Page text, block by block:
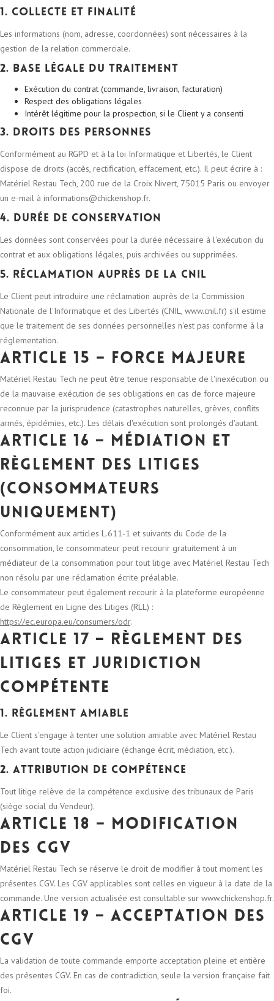
1. Collecte et finalité
Les informations (nom, adresse, coordonnées) sont nécessaires à la
gestion de la relation commerciale.
2. Base légale du traitement
Exécution du contrat (commande, livraison, facturation)
Respect des obligations légales
Intérêt légitime pour la prospection, si le Client y a consenti
3. Droits des personnes
Conformément au RGPD et à la loi Informatique et Libertés, le Client
dispose de droits (accès, rectification, effacement, etc.). Il peut écrire à :
Matériel Restau Tech, 200 rue de la Croix Nivert, 75015 Paris ou envoyer
un e-mail à informations@chickenshop.fr.
4. Durée de conservation
Les données sont conservées pour la durée nécessaire à l'exécution du
contrat et aux obligations légales, puis archivées ou supprimées.
5. Réclamation auprès de la CNIL
Le Client peut introduire une réclamation auprès de la Commission
Nationale de l'Informatique et des Libertés (CNIL, www.cnil.fr) s'il estime
que le traitement de ses données personnelles n'est pas conforme à la
réglementation.
Article 15 – Force majeure
Matériel Restau Tech ne peut être tenue responsable de l'inexécution ou
de la mauvaise exécution de ses obligations en cas de force majeure
reconnue par la jurisprudence (catastrophes naturelles, grèves, conflits
armés, épidémies, etc.). Les délais d'exécution sont prolongés d'autant.
Article 16 – Médiation et
règlement des litiges
(consommateurs
uniquement)
Conformément aux articles L.611-1 et suivants du Code de la
consommation, le consommateur peut recourir gratuitement à un
médiateur de la consommation pour tout litige avec Matériel Restau Tech
non résolu par une réclamation écrite préalable.
Le consommateur peut également recourir à la plateforme européenne
de Règlement en Ligne des Litiges (RLL) :
https://ec.europa.eu/consumers/odr.
Article 17 – Règlement des
litiges et juridiction
compétente
1. Règlement amiable
Le Client s'engage à tenter une solution amiable avec Matériel Restau
Tech avant toute action judiciaire (échange écrit, médiation, etc.).
2. Attribution de compétence
Tout litige relève de la compétence exclusive des tribunaux de Paris
(siège social du Vendeur).
Article 18 – Modification
des CGV
Matériel Restau Tech se réserve le droit de modifier à tout moment les
présentes CGV. Les CGV applicables sont celles en vigueur à la date de la
commande. Une version actualisée est consultable sur www.chickenshop.fr.
Article 19 – Acceptation des
CGV
La validation de toute commande emporte acceptation pleine et entière
des présentes CGV. En cas de contradiction, seule la version française fait
foi.